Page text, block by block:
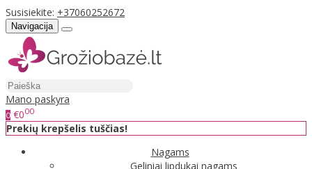
Susisiekite: +37060252672
Navigacija
Mano paskyra
0 €000
Prekių krepšelis tuščias!
Nagams
Geliniai lipdukai nagams